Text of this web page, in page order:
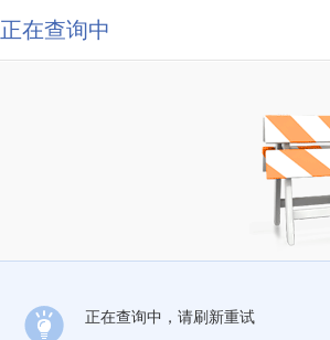
正在查询中
正在查询中，请刷新重试